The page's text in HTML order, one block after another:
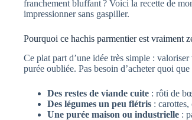
franchement bluffant ? Voici la recette de
impressionner sans gaspiller.
Pourquoi ce hachis parmentier est vraiment
Ce plat part d’une idée très simple :
purée oubliée. Pas besoin d’acheter quoi
Des restes de viande cuite : rôti de
Des légumes un peu flétris :
Une purée maison ou industrielle :